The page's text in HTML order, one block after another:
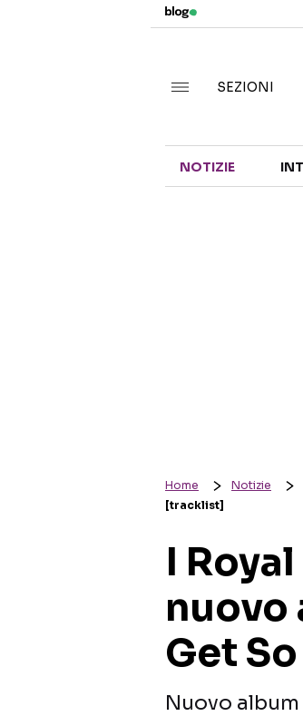
SEZIONI
NOTIZIE
Home Notizie
[tracklist]
I
nuovo
Get
Nuovo